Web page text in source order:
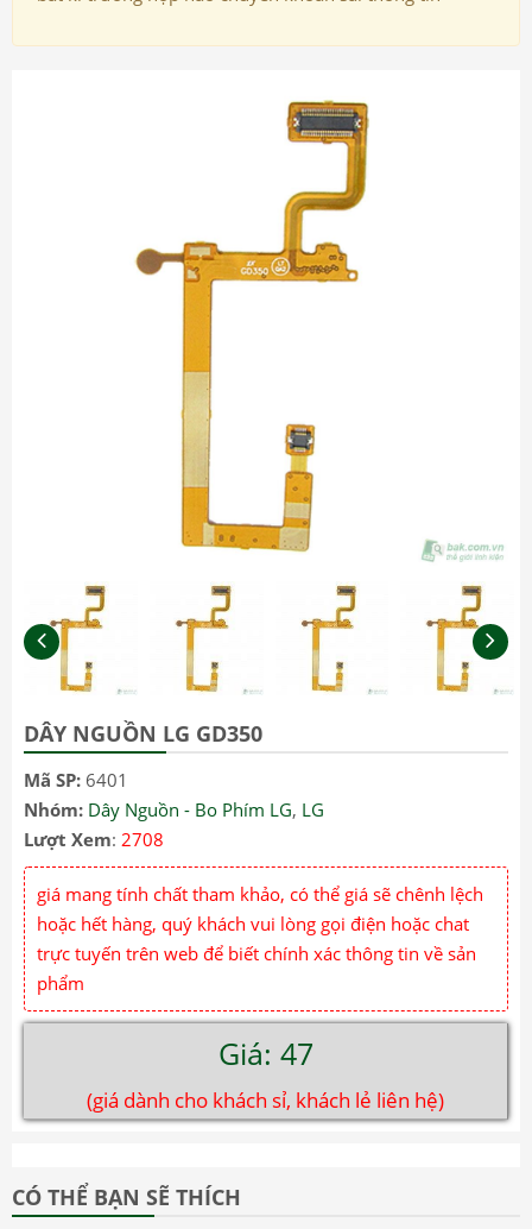
DÂY NGUỒN LG GD350
Mã SP: 6401
Nhóm: Dây Nguồn - Bo Phím LG, LG
Lượt Xem: 2708
giá mang tính chất tham khảo, có thể giá sẽ chênh lệch
hoặc hết hàng, quý khách vui lòng gọi điện hoặc chat
trực tuyến trên web để biết chính xác thông tin về sản
phẩm
Giá: 47
(giá dành cho khách sỉ, khách lẻ liên hệ)
CÓ THỂ BẠN SẼ THÍCH